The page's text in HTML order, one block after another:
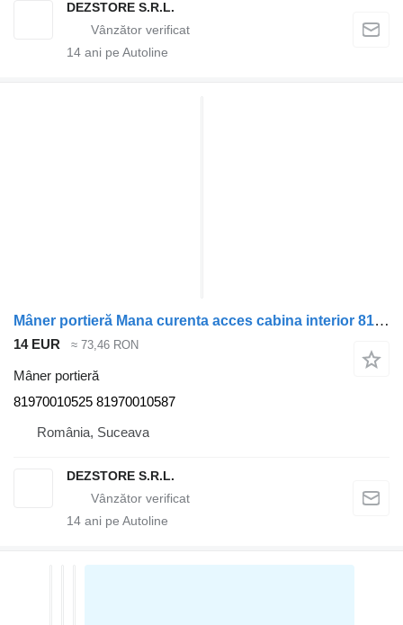
DEZSTORE S.R.L.
14 ani pe Autoline
Mâner portieră Mana curenta acces cabina interior 81970010525 pentru cap tractor MAN TGX
14 EUR ≈ 73,46 RON
Mâner portieră
81970010525 81970010587
România, Suceava
DEZSTORE S.R.L.
14 ani pe Autoline